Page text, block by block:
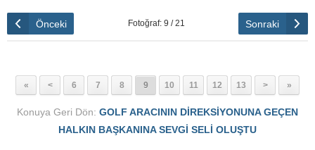
Önceki Fotoğraf: 9 / 21 Sonraki
« < 6 7 8 9 10 11 12 13 > »
Konuya Geri Dön: GOLF ARACININ DİREKSİYONUNA GEÇEN
HALKIN BAŞKANINA SEVGİ SELİ OLUŞTU